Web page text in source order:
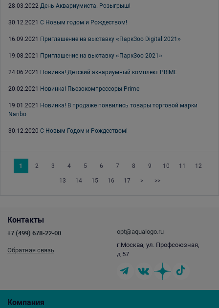
28.03.2022 День Аквариумиста. Розыгрыш!
30.12.2021 С Новым годом и Рождеством!
16.09.2021 Приглашение на выставку «ПаркЗоо Digital 2021»
19.08.2021 Приглашение на выставку «ПаркЗоо 2021»
24.06.2021 Новинка! Детский аквариумный комплект PRIME
20.02.2021 Новинка! Пьезокомпрессоры Prime
19.01.2021 Новинка! В продаже появились товары торговой марки
Naribo
30.12.2020 С Новым Годом и Рождеством!
1 2 3 4 5 6 7 8 9 10 11 12
13 14 15 16 17 > >>
Компания
Контакты
+7 (499) 678-22-00
Обратная связь
opt@aqualogo.ru
г.Москва, ул. Профсоюзная,
д.57